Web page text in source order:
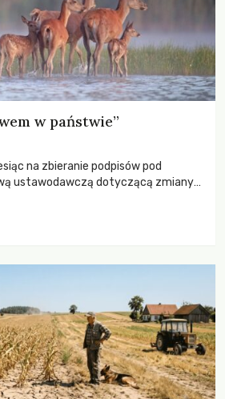
w państwie”
na zbieranie podpisów pod
ustawodawczą dotyczącą zmiany
dla przyrody i zwierząt,
w Polsce.